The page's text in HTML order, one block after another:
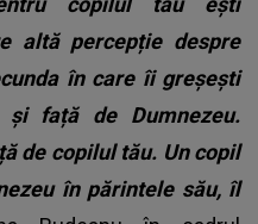
altă percepție despre
în care îi greșești
și față de Dumnezeu.
de copilul tău. Un copil
în părintele său, îl